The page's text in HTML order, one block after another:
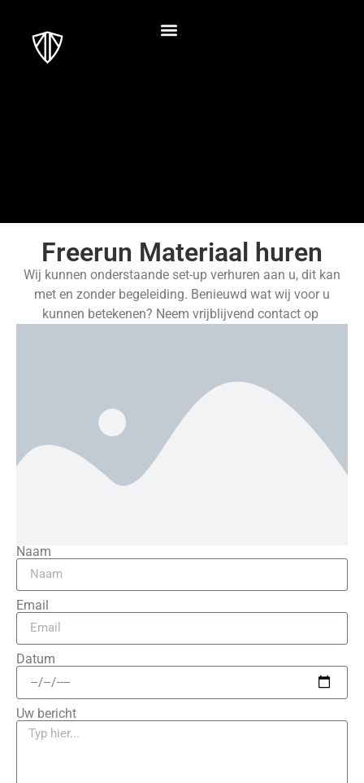
Freerun Materiaal huren
Wij kunnen onderstaande set-up verhuren aan u, dit kan
met en zonder begeleiding. Benieuwd wat wij voor u
kunnen betekenen? Neem vrijblijvend contact op
Naam
Email
Datum
Uw bericht